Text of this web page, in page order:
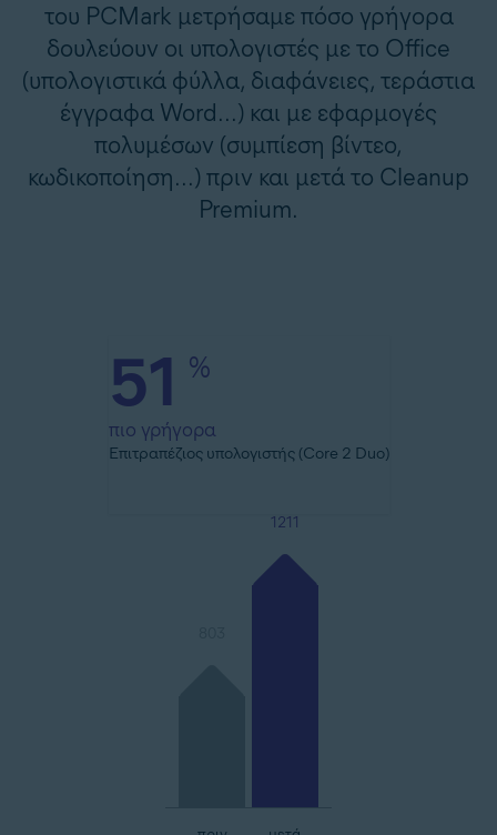
του PCMark μετρήσαμε πόσο γρήγορα
δουλεύουν οι υπολογιστές με το Office
(υπολογιστικά φύλλα, διαφάνειες, τεράστια
έγγραφα Word...) και με εφαρμογές
πολυμέσων (συμπίεση βίντεο,
κωδικοποίηση...) πριν και μετά το Cleanup
Premium.
51 %
πιο γρήγορα
Επιτραπέζιος υπολογιστής (Core 2 Duo)
1211